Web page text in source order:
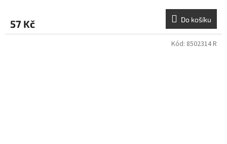
57 Kč Do košíku
Kód: 8502314 R